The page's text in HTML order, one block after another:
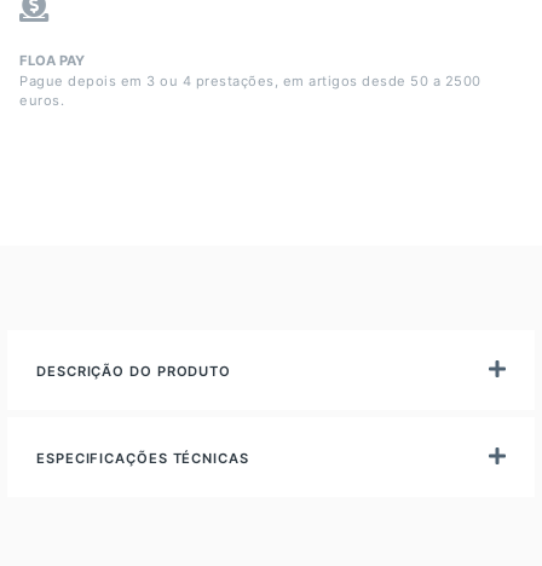
FLOA PAY
Pague depois em 3 ou 4 prestações, em artigos desde 50 a 2500
euros.
DESCRIÇÃO DO PRODUTO
ESPECIFICAÇÕES TÉCNICAS